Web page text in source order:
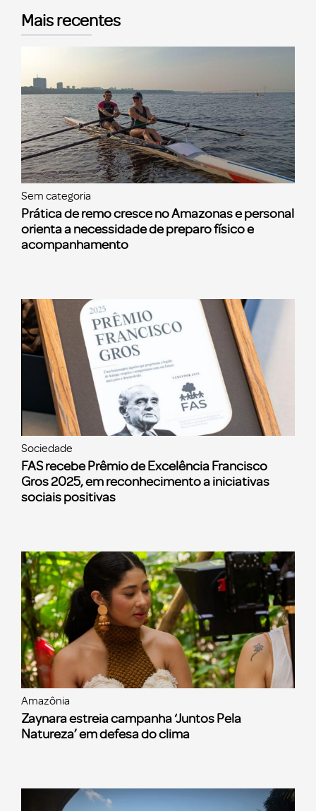
Mais recentes
Sem categoria
Prática de remo cresce no Amazonas e personal
orienta a necessidade de preparo físico e
acompanhamento
Sociedade
FAS recebe Prêmio de Excelência Francisco
Gros 2025, em reconhecimento a iniciativas
sociais positivas
Amazônia
Zaynara estreia campanha ‘Juntos Pela
Natureza’ em defesa do clima